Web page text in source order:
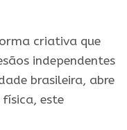
criativa que
independentes
brasileira, abre
física, este